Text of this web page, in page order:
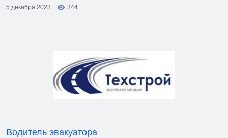
5 декабря 2023
344
Водитель эвакуатора